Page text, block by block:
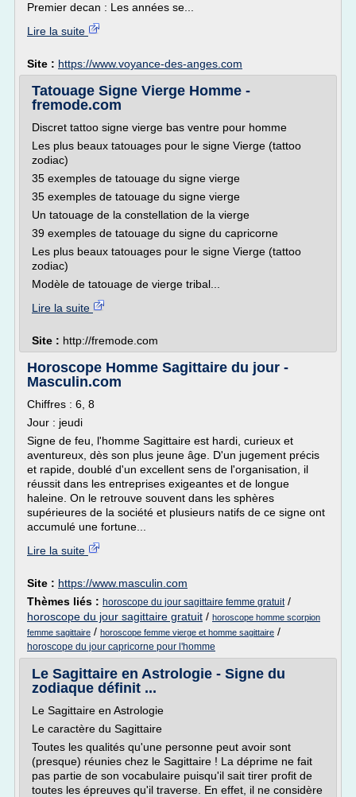
Premier decan : Les années se...
Lire la suite
Site : https://www.voyance-des-anges.com
Tatouage Signe Vierge Homme -
fremode.com
Discret tattoo signe vierge bas ventre pour homme
Les plus beaux tatouages pour le signe Vierge (tattoo
zodiac)
35 exemples de tatouage du signe vierge
35 exemples de tatouage du signe vierge
Un tatouage de la constellation de la vierge
39 exemples de tatouage du signe du capricorne
Les plus beaux tatouages pour le signe Vierge (tattoo
zodiac)
Modèle de tatouage de vierge tribal...
Lire la suite
Site : http://fremode.com
Horoscope Homme Sagittaire du jour -
Masculin.com
Chiffres : 6, 8
Jour : jeudi
Signe de feu, l'homme Sagittaire est hardi, curieux et
aventureux, dès son plus jeune âge. D'un jugement précis
et rapide, doublé d'un excellent sens de l'organisation, il
réussit dans les entreprises exigeantes et de longue
haleine. On le retrouve souvent dans les sphères
supérieures de la société et plusieurs natifs de ce signe ont
accumulé une fortune...
Lire la suite
Site : https://www.masculin.com
Thèmes liés : horoscope du jour sagittaire femme gratuit/
horoscope du jour sagittaire gratuit / horoscope homme scorpion
femme sagittaire / horoscope femme vierge et homme sagittaire /
horoscope du jour capricorne pour l'homme
Le Sagittaire en Astrologie - Signe du
zodiaque définit ...
Le Sagittaire en Astrologie
Le caractère du Sagittaire
Toutes les qualités qu'une personne peut avoir sont
(presque) réunies chez le Sagittaire ! La déprime ne fait
pas partie de son vocabulaire puisqu'il sait tirer profit de
toutes les épreuves qu'il traverse. En effet, il ne considère